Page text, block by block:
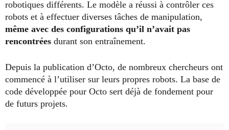
robotiques différents. Le modèle a réussi à contrôler ces
robots et à effectuer diverses tâches de manipulation,
même avec des configurations qu’il n’avait pas
rencontrées durant son entraînement.
Depuis la publication d’Octo, de nombreux chercheurs ont
commencé à l’utiliser sur leurs propres robots. La base de
code développée pour Octo sert déjà de fondement pour
de futurs projets.